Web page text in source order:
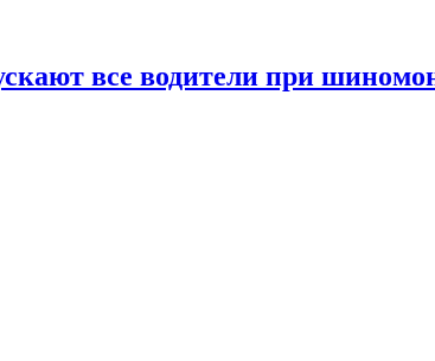
все водители при